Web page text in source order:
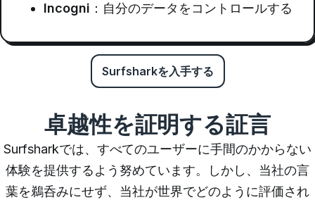
Incogni ：自分のデータをコントロールする
Surfsharkを入手する
卓越性を証明する証言
Surfsharkでは、すべてのユーザーに手間のかからない
体験を提供するよう努めています。しかし、当社の言
葉を鵜呑みにせず、当社が世界でどのように評価され